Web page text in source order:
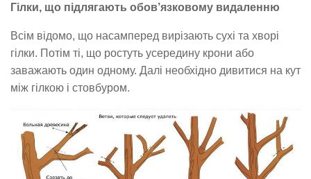
Гілки, що підлягають обов’язковому видаленню
Всім відомо, що насамперед вирізають сухі та хворі
гілки. Потім ті, що ростуть усередину крони або
заважають один одному. Далі необхідно дивитися на кут
між гілкою і стовбуром.